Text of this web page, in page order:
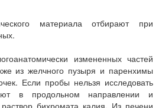
материала отбирают при
измененных частей
из желчного пузыря и паренхимы
Если пробы нельзя исследовать
в продольном направлении и
бихромата калия. Из печени